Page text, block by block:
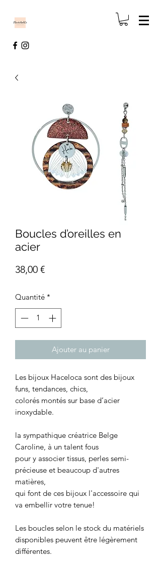
Boucles d’oreilles en
acier
38,00 €Prix
Quantité *
Ajouter au panier
Les bijoux Haceloca sont des bijoux
funs, tendances, chics,
colorés montés sur base d’acier
inoxydable.
la sympathique créatrice Belge
Caroline, à un talent fous
pour y associer tissus, perles semi-
précieuse et beaucoup d'autres
matières,
qui font de ces bijoux l'accessoire qui
va embellir votre tenue!
Les boucles selon le stock du matériels
disponibles peuvent être légèrement
différentes.